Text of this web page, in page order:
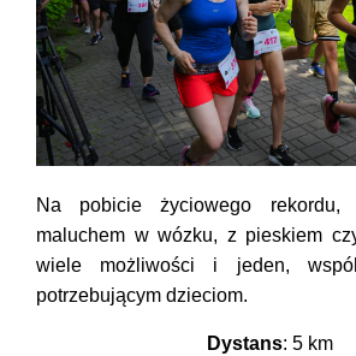
Na pobicie życiowego
maluchem w wózku, z pieskiem
wiele możliwości i jeden,
potrzebującym dzieciom.
Dystans: 5 km